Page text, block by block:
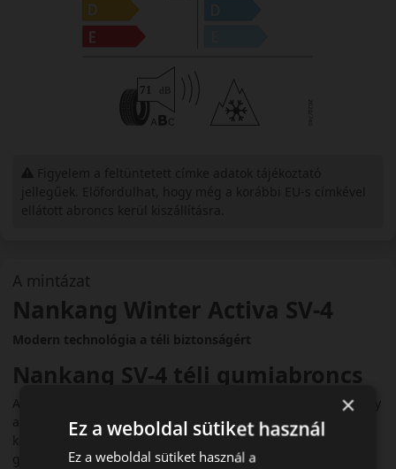
A mintázat
Nankang Winter Activa SV-4
Modern technológia a téli biztonságért
Nankang SV-4 téli gumiabroncs
A Nankang SV-4 a gyártó egyik legújabb téli fejlesztése, amely
az SV-3 továbbfejlesztett változataként még jobb tapadást és
kényelmet kínál. Modern futófelülete és hidegálló
gumikeveréke biztonságos és stabil közlekedést nyújt havas,
×
Ez a weboldal sütiket használ
Ez a weboldal sütiket használ a